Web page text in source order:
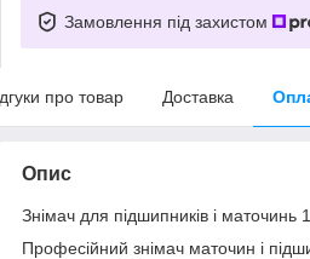
Замовлення під захистом
про товар Доставка
Опис
Знімач для підшипників і
Професійний знімач маточин і